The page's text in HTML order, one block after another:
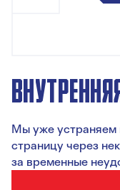
Мы уже устраняем
страницу через
за временные